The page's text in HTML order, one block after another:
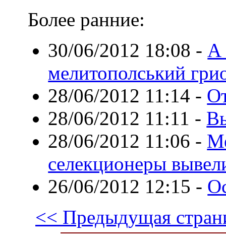
Более ранние:
30/06/2012 18:08 - А
мелитополський
28/06/2012 11:14 -
28/06/2012 11:11 -
28/06/2012 11:06 -
селекционеры
26/06/2012 12:15 -
<< Предыдущая